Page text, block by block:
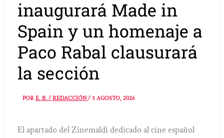
inaugurará Made in
Spain y un homenaje a
Paco Rabal clausurará
la sección
PORE. B. / REDACCIÓN/5 AGOSTO, 2026
El apartado del Zinemaldi dedicado al cine español